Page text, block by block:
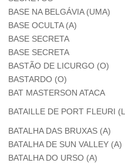
BASE NA BELGÁVIA (UMA)
BASE OCULTA (A)
BASE SECRETA
BASE SECRETA
BASTÃO DE LICURGO (O)
BASTARDO (O)
BAT MASTERSON ATACA
BATAILLE DE PORT FLEURI
BATALHA DAS BRUXAS (A)
BATALHA DE SUN VALLEY (A)
BATALHA DO URSO (A)